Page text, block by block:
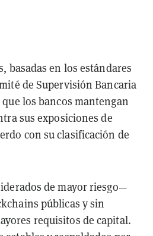
basadas en los estándares
de Supervisión Bancaria
los bancos mantengan
sus exposiciones de
con su clasificación de
de mayor riesgo—
públicas y sin
requisitos de capital.